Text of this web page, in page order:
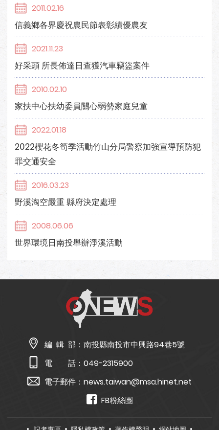
2011.02.16
信義鄉各界慶祝農民節表彰績優農友
2021.11.23
好采頭 所長佈達日查獲汽車竊盜案件
2010.02.10
家扶中心扶幼委員關心弱勢家庭兒童
2022.01.18
2022櫻花冬筍季活動竹山分局警察加強宣導預防犯
罪交通安全
2016.03.23
野溪淘空嚴重 縣府決定處理
2008.06.06
世界環境日南投舉辦淨溪活動
編 輯 部： 南投縣南投市中興路94巷5號
電 話： 049-2315900
電子郵件： news.taiwan@msa.hinet.net
FB粉絲團